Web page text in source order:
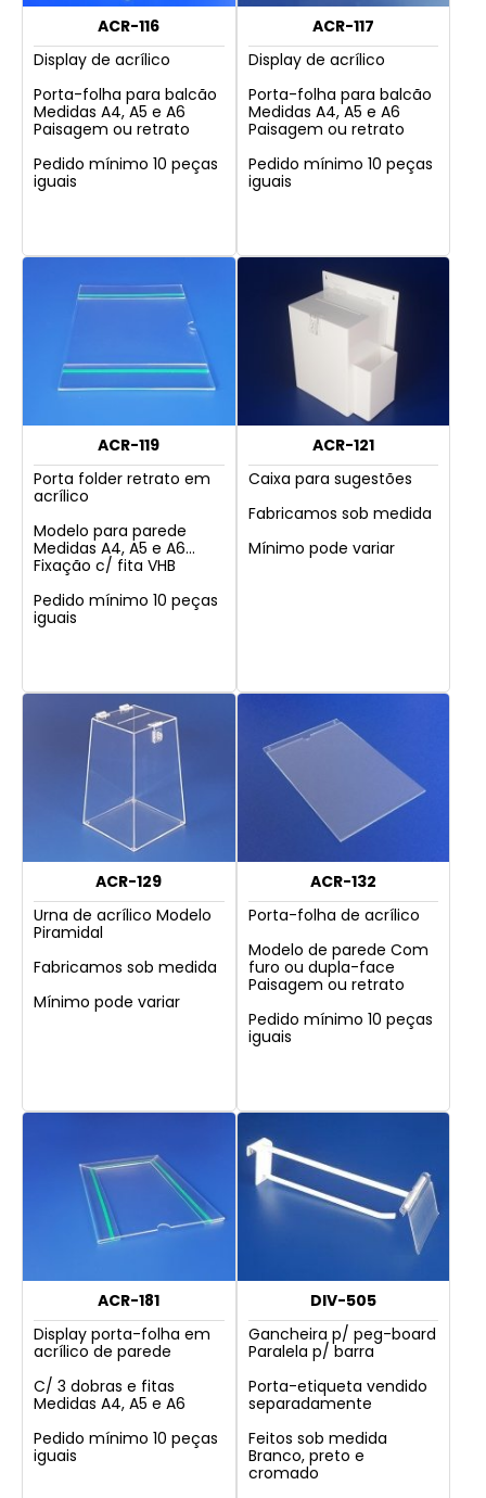
ACR-116
Display de acrílico
Porta-folha para balcão
Medidas A4, A5 e A6
Paisagem ou retrato
Pedido mínimo 10 peças
iguais
ACR-117
Display de acrílico
Porta-folha para balcão
Medidas A4, A5 e A6
Paisagem ou retrato
Pedido mínimo 10 peças
iguais
ACR-119
Porta folder retrato em
acrílico
Modelo para parede
Medidas A4, A5 e A6...
Fixação c/ fita VHB
Pedido mínimo 10 peças
iguais
ACR-121
Caixa para sugestões
Fabricamos sob medida
Mínimo pode variar
ACR-129
Urna de acrílico Modelo
Piramidal
Fabricamos sob medida
Mínimo pode variar
ACR-132
Porta-folha de acrílico
Modelo de parede Com
furo ou dupla-face
Paisagem ou retrato
Pedido mínimo 10 peças
iguais
ACR-181
Display porta-folha em
acrílico de parede
C/ 3 dobras e fitas ​
Medidas A4, A5 e A6
Pedido mínimo 10 peças
iguais
DIV-505
Gancheira p/ peg-board
Paralela p/ barra
Porta-etiqueta vendido
separadamente
Feitos sob medida
Branco, preto e
cromado